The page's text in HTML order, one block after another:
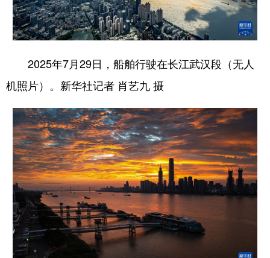
2025年7月29日，船舶行驶在长江武汉段（无人
机照片）。新华社记者 肖艺九 摄